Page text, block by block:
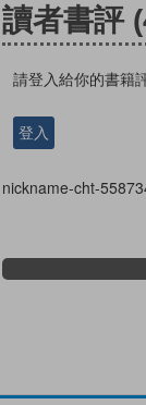
讀者書評
請登入給你的書籍
登入
nickname-cht-